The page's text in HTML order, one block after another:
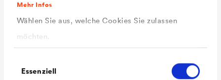
Mehr Infos
Wählen Sie aus, welche Cookies Sie zulassen
möchten.
Essenziell
Ohne funktionierende Be- bzw. Entlüftung des
Dachfirsts über die Firstrolle steigt das Risiko, dass sich
der Dachkonstruktion sammelt. Außerdem besteht bei